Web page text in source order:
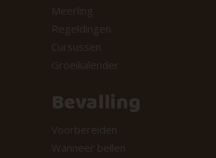
Meerling
Regeldingen
Cursussen
Groeikalender
Bevalling
Voorbereiden
Wanneer bellen